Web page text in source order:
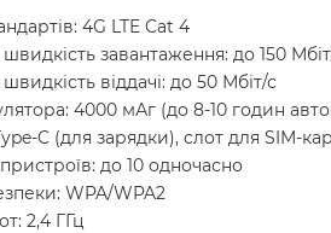
4G LTE Cat 4
завантаження: до 150
віддачі: до 50 Мбіт/с
4000 мАг (до 8-10 годин
C (для зарядки), слот для SIM-
до 10 одночасно
WPA/WPA2
2,4 ГГц